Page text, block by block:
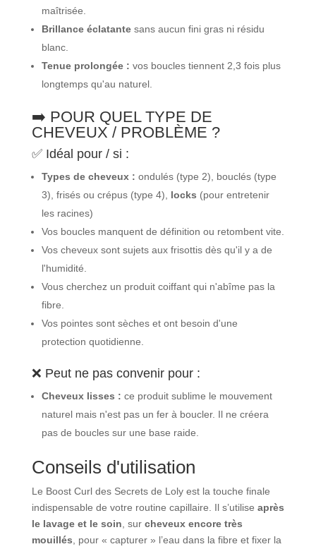
maîtrisée.
Brillance éclatantesans aucun fini gras ni résidu
blanc.
Tenue prolongée : vos boucles tiennent 2,3 fois plus
longtemps qu'au naturel.
➡️ POUR QUEL TYPE DE
CHEVEUX / PROBLÈME ?
✅ Idéal pour / si :
Types de cheveux : ondulés (type 2), bouclés (type
3), frisés ou crépus (type 4), locks (pour entretenir
les racines)
Vos boucles manquent de définition ou retombent vite.
Vos cheveux sont sujets aux frisottis dès qu'il y a de
l'humidité.
Vous cherchez un produit coiffant qui n'abîme pas la
fibre.
Vos pointes sont sèches et ont besoin d'une
protection quotidienne.
❌ Peut ne pas convenir pour :
Cheveux lisses : ce produit sublime le mouvement
naturel mais n'est pas un fer à boucler. Il ne créera
pas de boucles sur une base raide.
Conseils d'utilisation
Le Boost Curl des Secrets de Loly est la touche finale
indispensable de votre routine capillaire. Il s’utilise après
le lavage et le soin , sur cheveux encore très
mouillés , pour « capturer » l’eau dans la fibre et fixer la